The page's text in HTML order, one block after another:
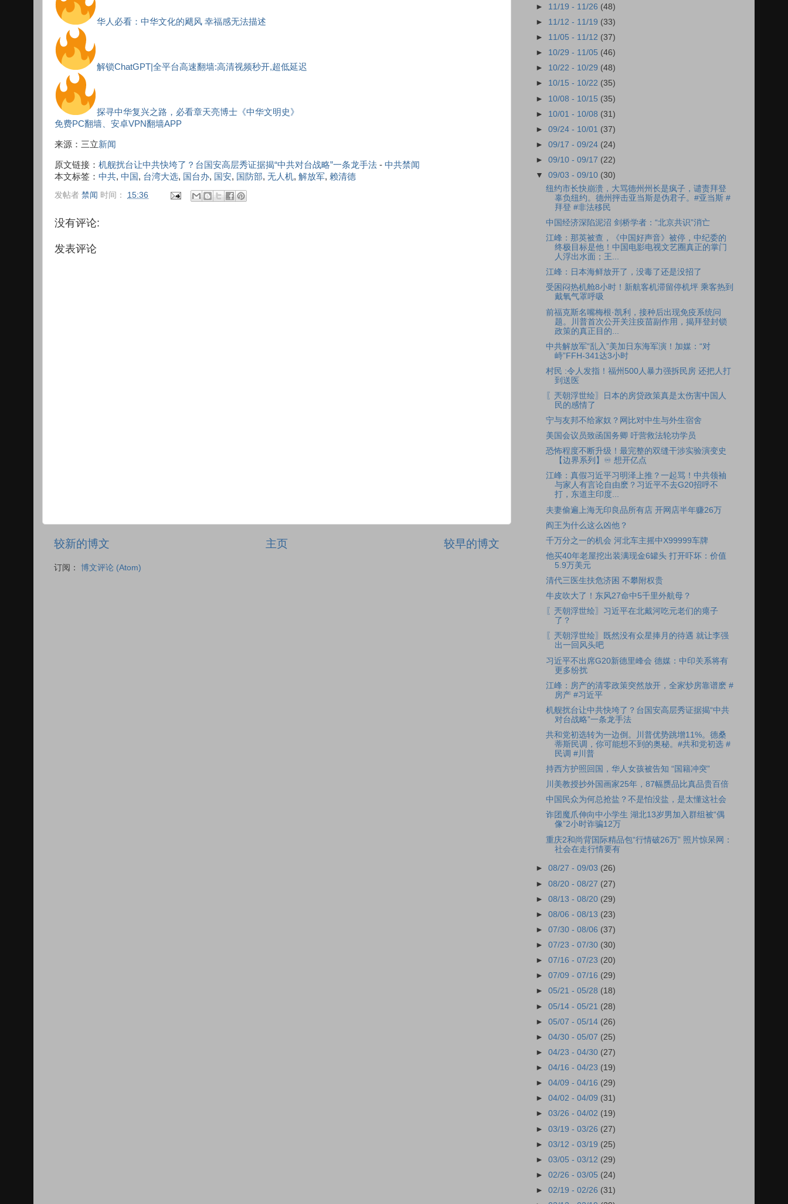
华人必看：中华文化的飓风 幸福感无法描述
解锁ChatGPT|全平台高速翻墙:高清视频秒开,超低延迟
探寻中华复兴之路，必看章天亮博士《中华文明史》
免费PC翻墙、安卓VPN翻墙APP
来源：三立新闻
原文链接： 机舰扰台让中共快垮了？台国安高层秀证据揭“中共对台战略”一条龙手法 - 中共禁闻
本文标签： 中共, 中国, 台湾大选, 国台办, 国安, 国防部, 无人机, 解放军, 赖清德
发帖者 禁闻 时间： 15:36
没有评论:
发表评论
较新的博文 较早的博文
主页
订阅： 博文评论 (Atom)
► 11/19 - 11/26 (48)
► 11/12 - 11/19 (33)
► 11/05 - 11/12 (37)
► 10/29 - 11/05 (46)
► 10/22 - 10/29 (48)
► 10/15 - 10/22 (35)
► 10/08 - 10/15 (35)
► 10/01 - 10/08 (31)
►09/24 - 10/01 (37)
►09/17 - 09/24 (24)
►09/10 - 09/17 (22)
▼09/03 - 09/10 (30)
纽约市长快崩溃，大骂德州州长是疯子，谴责拜登
辜负纽约。德州抨击亚当斯是伪君子。#亚当斯 #
拜登 #非法移民
中国经济深陷泥沼 剑桥学者：“北京共识”消亡
江峰：那英被查，《中国好声音》被停，中纪委的
终极目标是他！中国电影电视文艺圈真正的掌门
人浮出水面；王...
江峰：日本海鲜放开了，没毒了还是没招了
受困闷热机舱8小时！新航客机滞留停机坪 乘客热到
戴氧气罩呼吸
前福克斯名嘴梅根·凯利，接种后出现免疫系统问
题。川普首次公开关注疫苗副作用，揭拜登封锁
政策的真正目的...
中共解放军“乱入”美加日东海军演！加媒：“对
峙”FFH-341达3小时
村民 :令人发指！福州500人暴力强拆民房 还把人打
到送医
〖兲朝浮世绘〗日本的房贷政策真是太伤害中国人
民的感情了
宁与友邦不给家奴？网比对中生与外生宿舍
美国会议员致函国务卿 吁营救法轮功学员
恐怖程度不断升级！最完整的双缝干涉实验演变史
【边界系列】♾️ 想开亿点
江峰：真假习近平习明泽上推？一起骂！中共领袖
与家人有言论自由麽？习近平不去G20招呼不
打，东道主印度...
夫妻偷遍上海无印良品所有店 开网店半年赚26万
阎王为什么这么凶他？
千万分之一的机会 河北车主摇中X99999车牌
他买40年老屋挖出装满现金6罐头 打开吓坏：价值
5.9万美元
清代三医生扶危济困 不攀附权贵
牛皮吹大了！东风27命中5千里外航母？
〖兲朝浮世绘〗习近平在北戴河吃元老们的瘪子
了？
〖兲朝浮世绘〗既然没有众星捧月的待遇 就让李强
出一回风头吧
习近平不出席G20新德里峰会 德媒：中印关系将有
更多纷扰
江峰：房产的清零政策突然放开，全家炒房靠谱麽 #
房产 #习近平
机舰扰台让中共快垮了？台国安高层秀证据揭“中共
对台战略”一条龙手法
共和党初选转为一边倒。川普优势跳增11%。德桑
蒂斯民调，你可能想不到的奥秘。#共和党初选 #
民调 #川普
持西方护照回国，华人女孩被告知 “国籍冲突”
川美教授抄外国画家25年，87幅赝品比真品贵百倍
中国民众为何总抢盐？不是怕没盐，是太懂这社会
诈团魔爪伸向中小学生 湖北13岁男加入群组被“偶
像”2小时诈骗12万
重庆2和尚背国际精品包“行情破26万” 照片惊呆网：
社会在走行情要有
►08/27 - 09/03 (26)
►08/20 - 08/27 (27)
►08/13 - 08/20 (29)
►08/06 - 08/13 (23)
►07/30 - 08/06 (37)
►07/23 - 07/30 (30)
►07/16 - 07/23 (20)
►07/09 - 07/16 (29)
►05/21 - 05/28 (18)
►05/14 - 05/21 (28)
►05/07 - 05/14 (26)
►04/30 - 05/07 (25)
►04/23 - 04/30 (27)
►04/16 - 04/23 (19)
►04/09 - 04/16 (29)
►04/02 - 04/09 (31)
►03/26 - 04/02 (19)
►03/19 - 03/26 (27)
►03/12 - 03/19 (25)
►03/05 - 03/12 (29)
►02/26 - 03/05 (24)
►02/19 - 02/26 (31)